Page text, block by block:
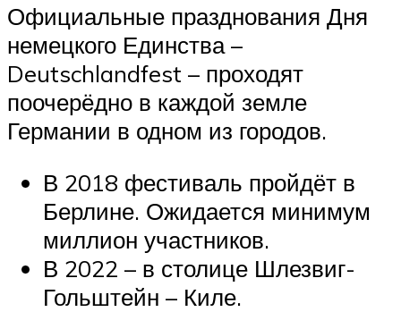
Официальные празднования Дня
немецкого Единства –
Deutschlandfest – проходят
поочерёдно в каждой земле
Германии в одном из городов.
В 2018 фестиваль пройдёт в
Берлине. Ожидается минимум
миллион участников.
В 2022 – в столице Шлезвиг-
Гольштейн – Киле.